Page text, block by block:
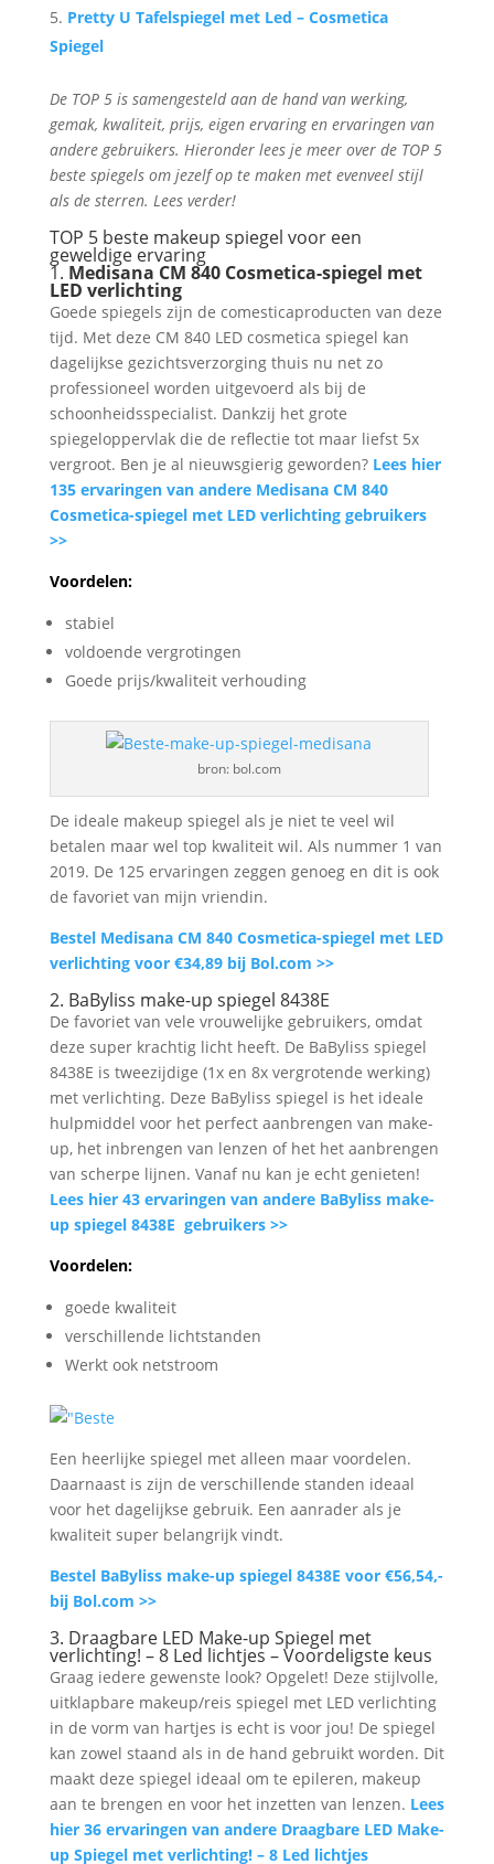
Pretty U Tafelspiegel met Led – Cosmetica
Spiegel
De TOP 5 is samengesteld aan de hand van werking,
gemak, kwaliteit, prijs, eigen ervaring en ervaringen van
andere gebruikers. Hieronder lees je meer over de TOP 5
beste spiegels om jezelf op te maken met evenveel stijl
als de sterren. Lees verder!
TOP 5 beste makeup spiegel voor een
geweldige ervaring
1. Medisana CM 840 Cosmetica-spiegel met
LED verlichting
Goede spiegels zijn de comesticaproducten van deze
tijd. Met deze CM 840 LED cosmetica spiegel kan
dagelijkse gezichtsverzorging thuis nu net zo
professioneel worden uitgevoerd als bij de
schoonheidsspecialist. Dankzij het grote
spiegeloppervlak die de reflectie tot maar liefst 5x
vergroot. Ben je al nieuwsgierig geworden? Lees hier
135 ervaringen van andere Medisana CM 840
Cosmetica-spiegel met LED verlichting gebruikers
>>
Voordelen:
stabiel
voldoende vergrotingen
Goede prijs/kwaliteit verhouding
bron: bol.com
De ideale makeup spiegel als je niet te veel wil
betalen maar wel top kwaliteit wil. Als nummer 1 van
2019. De 125 ervaringen zeggen genoeg en dit is ook
de favoriet van mijn vriendin.
Bestel Medisana CM 840 Cosmetica-spiegel met LED
verlichting voor €34,89 bij Bol.com >>
2. BaByliss make-up spiegel 8438E
De favoriet van vele vrouwelijke gebruikers, omdat
deze super krachtig licht heeft. De BaByliss spiegel
8438E is tweezijdige (1x en 8x vergrotende werking)
met verlichting. Deze BaByliss spiegel is het ideale
hulpmiddel voor het perfect aanbrengen van make-
up, het inbrengen van lenzen of het het aanbrengen
van scherpe lijnen. Vanaf nu kan je echt genieten!
Lees hier 43 ervaringen van andere BaByliss make-
up spiegel 8438E gebruikers >>
Voordelen:
goede kwaliteit
verschillende lichtstanden
Werkt ook netstroom
Een heerlijke spiegel met alleen maar voordelen.
Daarnaast is zijn de verschillende standen ideaal
voor het dagelijkse gebruik. Een aanrader als je
kwaliteit super belangrijk vindt.
Bestel BaByliss make-up spiegel 8438E voor €56,54,-
bij Bol.com >>
3. Draagbare LED Make-up Spiegel met
verlichting! – 8 Led lichtjes – Voordeligste keus
Graag iedere gewenste look? Opgelet! Deze stijlvolle,
uitklapbare makeup/reis spiegel met LED verlichting
in de vorm van hartjes is echt is voor jou! De spiegel
kan zowel staand als in de hand gebruikt worden. Dit
maakt deze spiegel ideaal om te epileren, makeup
aan te brengen en voor het inzetten van lenzen. Lees
hier 36 ervaringen van andere Draagbare LED Make-
up Spiegel met verlichting! – 8 Led lichtjes